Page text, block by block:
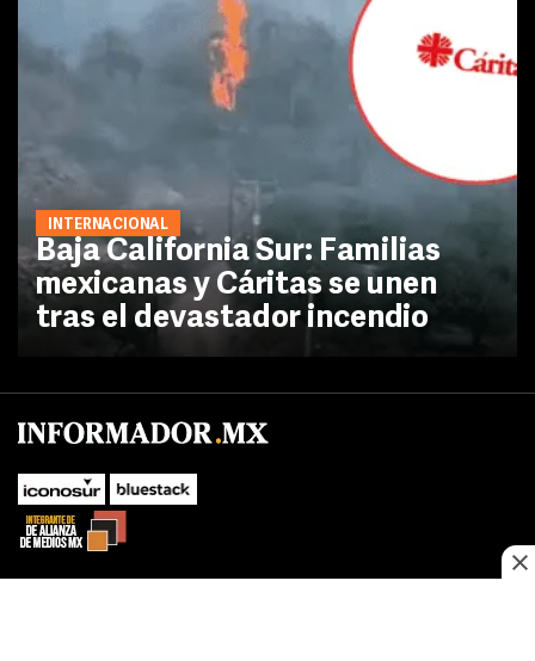
INTERNACIONAL
Baja California Sur: Familias
mexicanas y Cáritas se unen
tras el devastador incendio